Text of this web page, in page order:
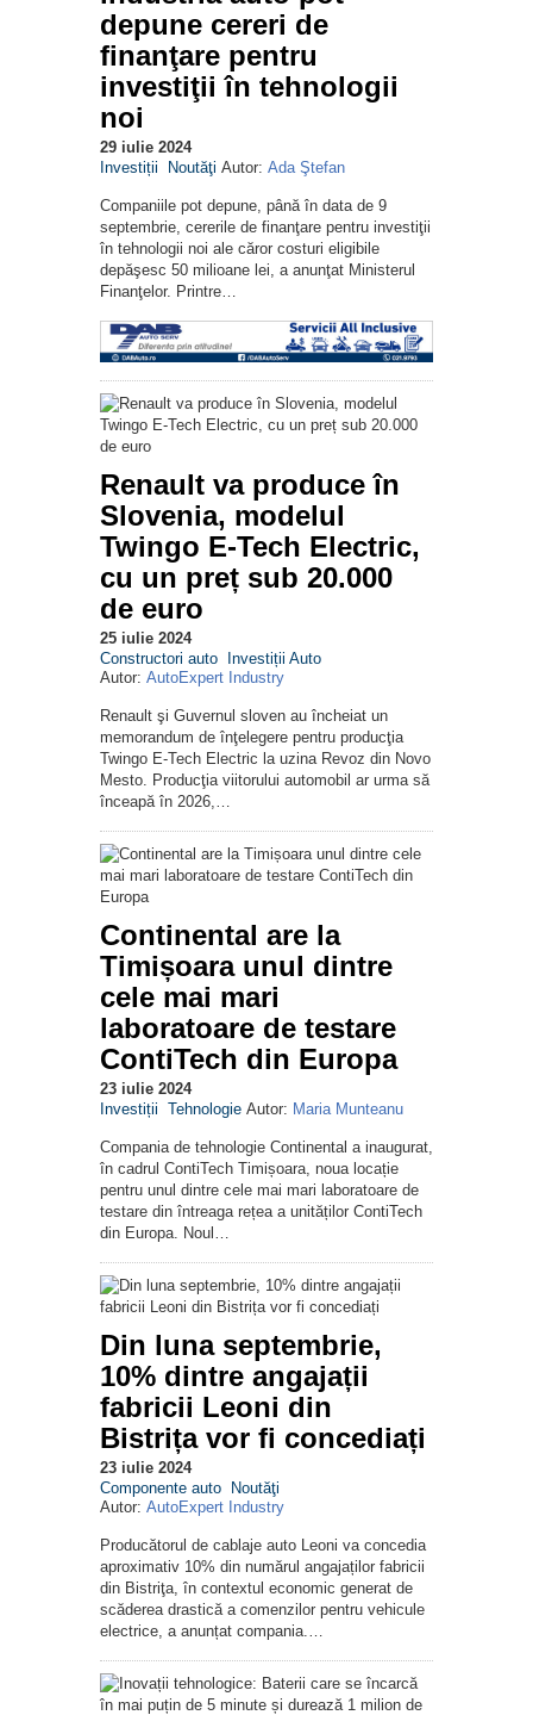
depune cereri de
finanţare pentru
investiţii în tehnologii
noi
29 iulie 2024
Investiții
Noutăţi Autor: Ada Ştefan
Companiile pot depune, până în data de 9
septembrie, cererile de finanţare pentru investiţii
în tehnologii noi ale căror costuri eligibile
depăşesc 50 milioane lei, a anunţat Ministerul
Finanţelor. Printre…
Renault va produce în
Slovenia, modelul
Twingo E-Tech Electric,
cu un preț sub 20.000
de euro
25 iulie 2024
Constructori auto
Investiții Auto
Autor: AutoExpert Industry
Renault şi Guvernul sloven au încheiat un
memorandum de înţelegere pentru producţia
Twingo E-Tech Electric la uzina Revoz din Novo
Mesto. Producţia viitorului automobil ar urma să
înceapă în 2026,…
Continental are la
Timișoara unul dintre
cele mai mari
laboratoare de testare
ContiTech din Europa
23 iulie 2024
Investiții Tehnologie Autor: Maria Munteanu
Compania de tehnologie Continental a inaugurat,
în cadrul ContiTech Timișoara, noua locație
pentru unul dintre cele mai mari laboratoare de
testare din întreaga rețea a unităților ContiTech
din Europa. Noul…
Din luna septembrie,
10% dintre angajații
fabricii Leoni din
Bistrița vor fi concediați
23 iulie 2024
Componente auto
Noutăţi
Autor: AutoExpert Industry
Producătorul de cablaje auto Leoni va concedia
aproximativ 10% din numărul angajaților fabricii
din Bistriţa, în contextul economic generat de
scăderea drastică a comenzilor pentru vehicule
electrice, a anunțat compania.…